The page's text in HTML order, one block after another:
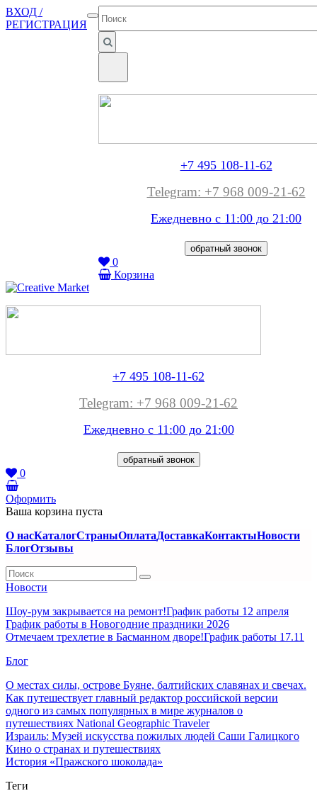
ВХОД /
РЕГИСТРАЦИЯ
+7 495 108-11-62
Telegram: +7 968 009-21-62
Ежедневно с 11:00 до 21:00
обратный звонок
0
Корзина
+7 495 108-11-62
Telegram: +7 968 009-21-62
Ежедневно с 11:00 до 21:00
обратный звонок
0
Оформить
Ваша корзина пуста
О насКаталогСтраныОплатаДоставкаКонтактыНовости
БлогОтзывы
Новости
Шоу-рум закрывается на ремонт!График работы 12 апреля
График работы в Новогодние праздники 2026
Отмечаем трехлетие в Басманном дворе!График работы 17.11
Блог
О местах силы, острове Буяне, балтийских славянах и свечах.
Как путешествует главный редактор российской версии
одного из самых популярных в мире журналов о
путешествиях National Geographic Traveler
Израиль: Музей искусства пожилых людей Саши Галицкого
Кино о странах и путешествиях
История «Пражского шоколада»
Теги